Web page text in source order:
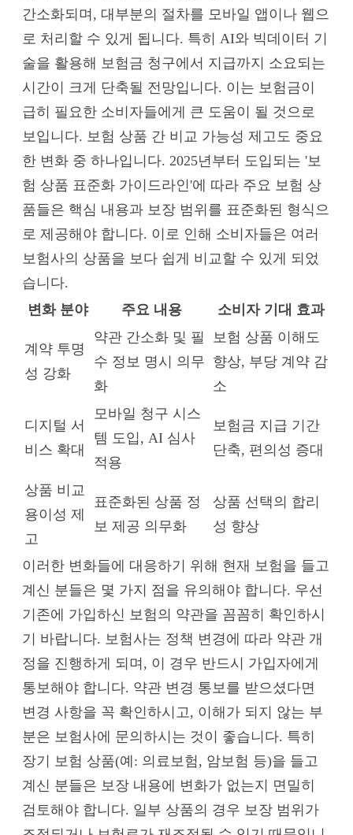
간소화되며, 대부분의 절차를 모바일 앱이나 웹으
로 처리할 수 있게 됩니다. 특히 AI와 빅데이터 기
술을 활용해 보험금 청구에서 지급까지 소요되는
시간이 크게 단축될 전망입니다. 이는 보험금이
급히 필요한 소비자들에게 큰 도움이 될 것으로
보입니다. 보험 상품 간 비교 가능성 제고도 중요
한 변화 중 하나입니다. 2025년부터 도입되는 '보
험 상품 표준화 가이드라인'에 따라 주요 보험 상
품들은 핵심 내용과 보장 범위를 표준화된 형식으
로 제공해야 합니다. 이로 인해 소비자들은 여러
보험사의 상품을 보다 쉽게 비교할 수 있게 되었
습니다.
변화 분야
주요 내용 소비자 기대 효과
계약 투명
성 강화
약관 간소화 및 필
수 정보 명시 의무
화
보험 상품 이해도
향상, 부당 계약 감
소
디지털 서
비스 확대
모바일 청구 시스
템 도입, AI 심사
적용
보험금 지급 기간
단축, 편의성 증대
상품 비교
용이성 제
고
표준화된 상품 정
보 제공 의무화
상품 선택의 합리
성 향상
이러한 변화들에 대응하기 위해 현재 보험을 들고
계신 분들은 몇 가지 점을 유의해야 합니다. 우선
기존에 가입하신 보험의 약관을 꼼꼼히 확인하시
기 바랍니다. 보험사는 정책 변경에 따라 약관 개
정을 진행하게 되며, 이 경우 반드시 가입자에게
통보해야 합니다. 약관 변경 통보를 받으셨다면
변경 사항을 꼭 확인하시고, 이해가 되지 않는 부
분은 보험사에 문의하시는 것이 좋습니다. 특히
장기 보험 상품(예: 의료보험, 암보험 등)을 들고
계신 분들은 보장 내용에 변화가 없는지 면밀히
검토해야 합니다. 일부 상품의 경우 보장 범위가